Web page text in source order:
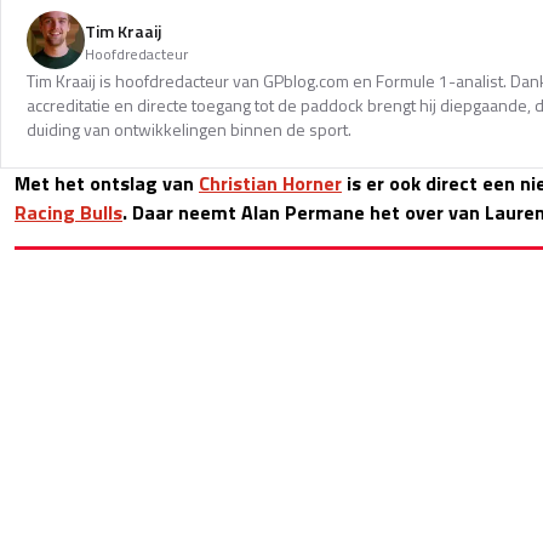
Tim Kraaij
Hoofdredacteur
Tim Kraaij is hoofdredacteur van GPblog.com en Formule 1-analist.
accreditatie en directe toegang tot de paddock brengt hij diepgaande,
duiding van ontwikkelingen binnen de sport.
Met het ontslag van Christian Horner is er ook direct een
Racing Bulls. Daar neemt Alan Permane het over van